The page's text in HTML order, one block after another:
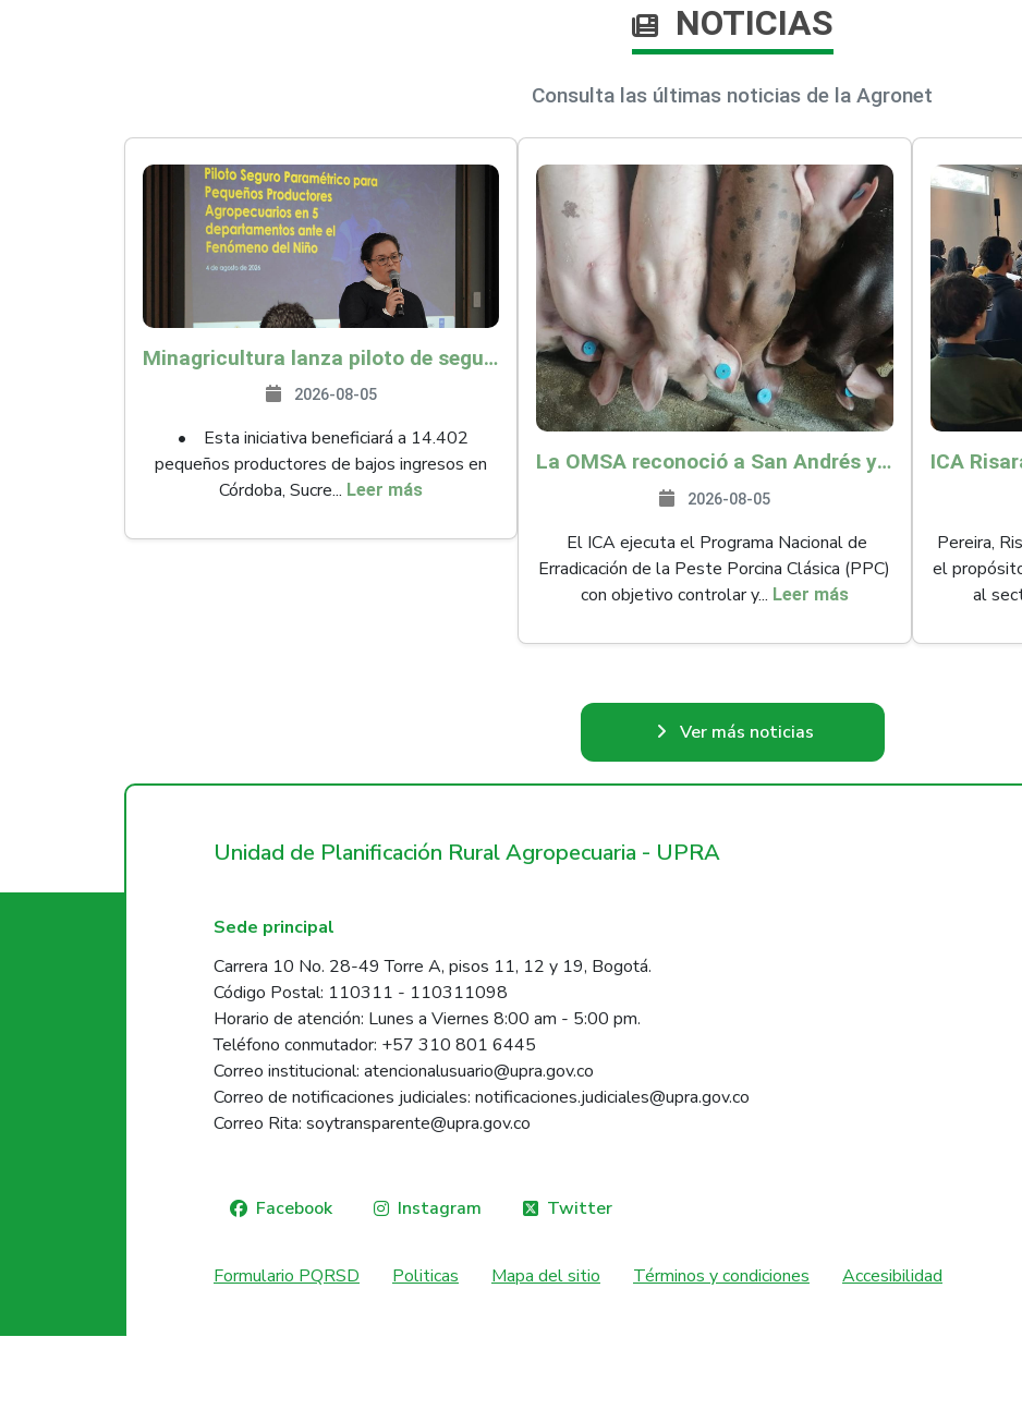
NOTICIAS
Consulta las últimas noticias de la Agronet
Minagricultura lanza piloto de seguro agropecuario por $9.625 millones para proteger a más de 14.000 pequeños productores contra riesgos del Fenómeno de El Niño
2026-08-05
• Esta iniciativa beneficiará a 14.402
pequeños productores de bajos ingresos en
Córdoba, Sucre... Leer más
La OMSA reconoció a San Andrés y Providencia como zona libre de Peste Porcina Clásica (PPC)
2026-08-05
El ICA ejecuta el Programa Nacional de
Erradicación de la Peste Porcina Clásica (PPC)
con objetivo controlar y... Leer más
Pereira,
el
al
Ver más noticias
Unidad de Planificación Rural Agropecuaria - UPRA
Sede principal
Carrera 10 No. 28-49 Torre A, pisos 11, 12 y 19, Bogotá.
Código Postal: 110311 - 110311098
Horario de atención: Lunes a Viernes 8:00 am - 5:00 pm.
Teléfono conmutador: +57 310 801 6445
Correo institucional: atencionalusuario@upra.gov.co
Correo de notificaciones judiciales: notificaciones.judiciales@upra.gov.co
Correo Rita: soytransparente@upra.gov.co
Facebook Instagram Twitter
Formulario PQRSD Politicas Mapa del sitio Términos y condiciones Accesibilidad